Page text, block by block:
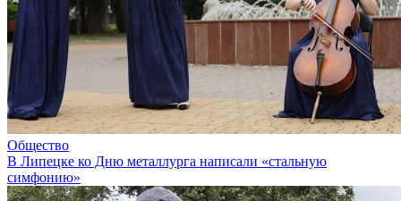
Общество
В Липецке ко Дню металлурга написали «стальную
симфонию»